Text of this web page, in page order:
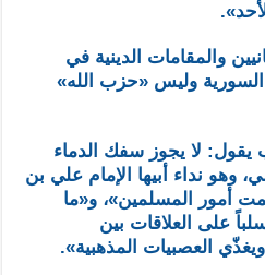
والمقامات الدينية في
وليس «حزب الله»
يقول: لا يجوز سفك الدماء
وهو نداء أبيها الإمام علي بن
أمور المسلمين»، و«ما
على العلاقات بين
العصبيات المذهبية».